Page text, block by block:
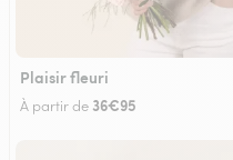
Plaisir fleuri
À partir de 36€95